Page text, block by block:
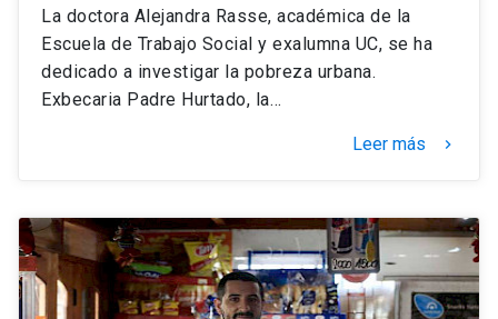
La doctora Alejandra Rasse, académica de la
Escuela de Trabajo Social y exalumna UC, se ha
dedicado a investigar la pobreza urbana.
Exbecaria Padre Hurtado, la…
Leer más keyboard_arrow_right